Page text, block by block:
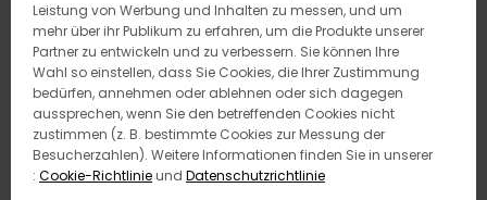
Ups, wir konnten keine Ergebnisse für
deine Suche finden.
Kein Problem! Versuche es mit anderen Begriffen oder stöbere in
unseren Kategorien, um zu finden, was du suchst.
Leistung von Werbung und Inhalten zu messen, und um
mehr über ihr Publikum zu erfahren, um die Produkte unserer
Partner zu entwickeln und zu verbessern. Sie können Ihre
Wahl so einstellen, dass Sie Cookies, die Ihrer Zustimmung
bedürfen, annehmen oder ablehnen oder sich dagegen
aussprechen, wenn Sie den betreffenden Cookies nicht
zustimmen (z. B. bestimmte Cookies zur Messung der
Besucherzahlen). Weitere Informationen finden Sie in unserer
: Cookie-Richtlinieund Datenschutzrichtlinie